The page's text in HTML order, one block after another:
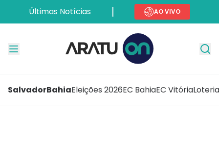
Últimas Notícias AO VIVO
SalvadorBahiaEleições 2026EC BahiaEC Vitória